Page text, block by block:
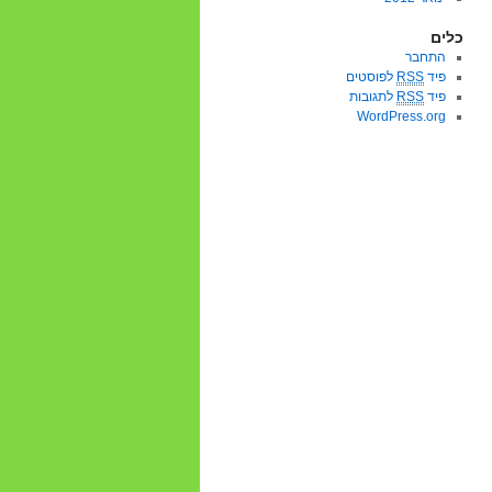
כלים
התחבר
פיד RSS לפוסטים
פיד RSS לתגובות
WordPress.org